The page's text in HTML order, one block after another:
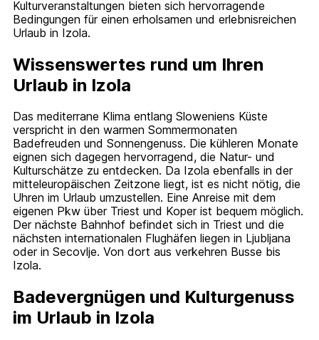
Kulturveranstaltungen bieten sich hervorragende
Bedingungen für einen erholsamen und erlebnisreichen
Urlaub in Izola.
Wissenswertes rund um Ihren
Urlaub in Izola
Das mediterrane Klima entlang Sloweniens Küste
verspricht in den warmen Sommermonaten
Badefreuden und Sonnengenuss. Die kühleren Monate
eignen sich dagegen hervorragend, die Natur- und
Kulturschätze zu entdecken. Da Izola ebenfalls in der
mitteleuropäischen Zeitzone liegt, ist es nicht nötig, die
Uhren im Urlaub umzustellen. Eine Anreise mit dem
eigenen Pkw über Triest und Koper ist bequem möglich.
Der nächste Bahnhof befindet sich in Triest und die
nächsten internationalen Flughäfen liegen in Ljubljana
oder in Secovlje. Von dort aus verkehren Busse bis
Izola.
Badevergnügen und Kulturgenuss
im Urlaub in Izola